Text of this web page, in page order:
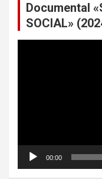
Documental
SOCIAL»
00:00